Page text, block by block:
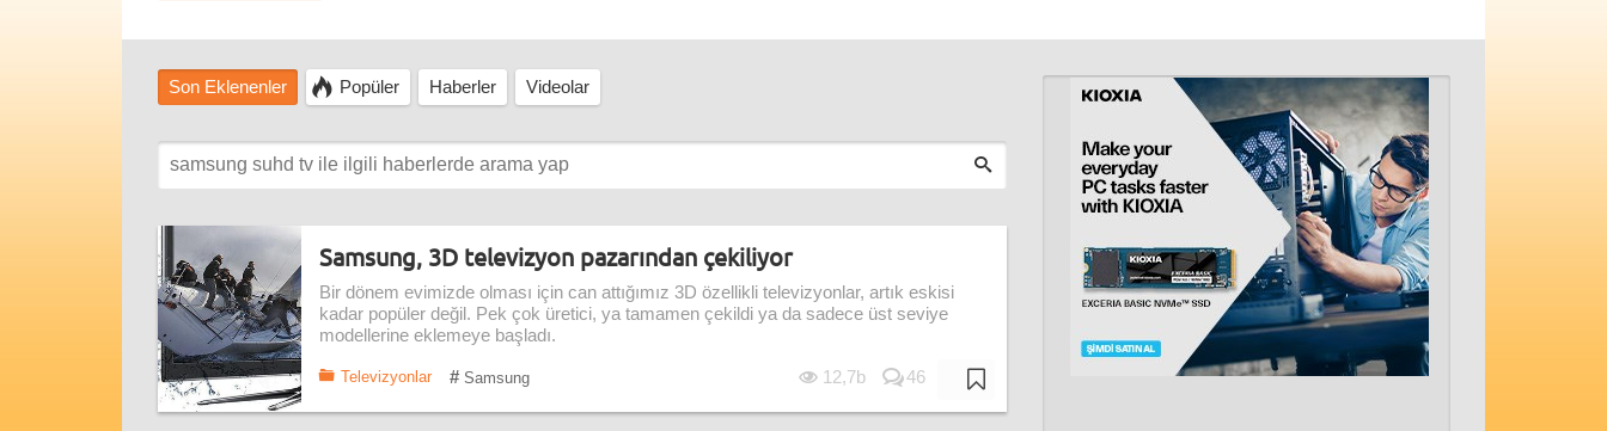
Son Eklenenler Popüler Haberler Videolar
Samsung, 3D televizyon pazarından çekiliyor
Bir dönem evimizde olması için can attığımız 3D özellikli televizyonlar, artık eskisi
kadar popüler değil. Pek çok üretici, ya tamamen çekildi ya da sadece üst seviye
modellerine eklemeye başladı.
Televizyonlar # Samsung 12,7b 46